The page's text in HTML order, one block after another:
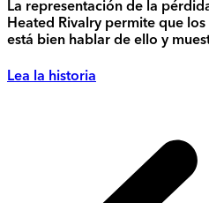
La representación de la
Heated Rivalry permite que
está bien hablar de ello y
Lea la historia